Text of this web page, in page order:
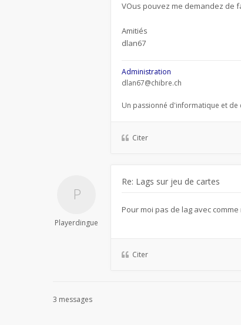
VOus pouvez me demandez de
Amitiés
dlan67
Administration
dlan67@chibre.ch
Un passionné d'informatique et de
Citer
Playerdingue
Re: Lags sur jeu de cartes
Pour moi pas de lag avec
Citer
3 messages